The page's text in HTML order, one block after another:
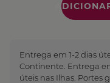
Quantidade
Entrega em 1-2 dias
Continente. Entrega
úteis nas Ilhas. Portes